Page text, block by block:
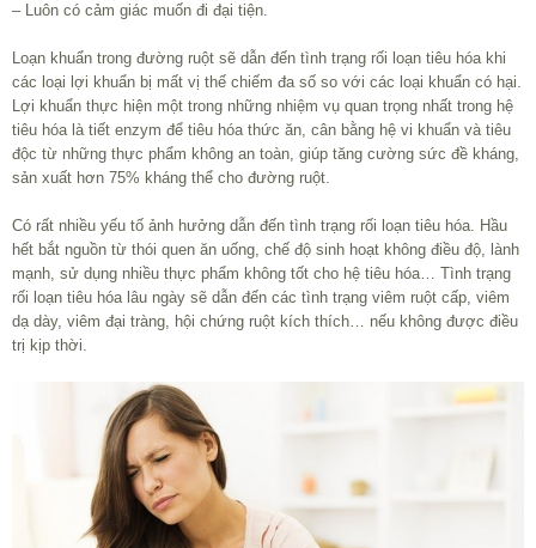
– Luôn có cảm giác muốn đi đại tiện.
Loạn khuẩn trong đường ruột sẽ dẫn đến tình trạng rối loạn tiêu hóa khi
các loại lợi khuẩn bị mất vị thế chiếm đa số so với các loại khuẩn có hại.
Lợi khuẩn thực hiện một trong những nhiệm vụ quan trọng nhất trong hệ
tiêu hóa là tiết enzym để tiêu hóa thức ăn, cân bằng hệ vi khuẩn và tiêu
độc từ những thực phẩm không an toàn, giúp tăng cường sức đề kháng,
sản xuất hơn 75% kháng thể cho đường ruột.
Có rất nhiều yếu tố ảnh hưởng dẫn đến tình trạng rối loạn tiêu hóa. Hầu
hết bắt nguồn từ thói quen ăn uống, chế độ sinh hoạt không điều độ, lành
mạnh, sử dụng nhiều thực phẩm không tốt cho hệ tiêu hóa… Tình trạng
rối loạn tiêu hóa lâu ngày sẽ dẫn đến các tình trạng viêm ruột cấp, viêm
dạ dày, viêm đại tràng, hội chứng ruột kích thích… nếu không được điều
trị kịp thời.